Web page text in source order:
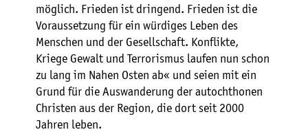
möglich. Frieden ist dringend. Frieden ist die
Voraussetzung für ein würdiges Leben des
Menschen und der Gesellschaft. Konflikte,
Kriege Gewalt und Terrorismus laufen nun schon
zu lang im Nahen Osten ab« und seien mit ein
Grund für die Auswanderung der autochthonen
Christen aus der Region, die dort seit 2000
Jahren leben.